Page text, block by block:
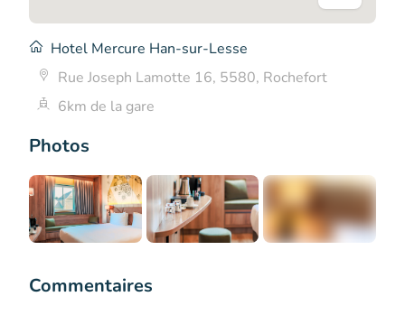
Photos
Commentaires
Hotel Mercure Han-sur-Lesse
Rue Joseph Lamotte 16, 5580, Rochefort
6km de la gare